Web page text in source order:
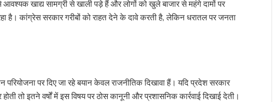
आवश्यक खाद्य सामग्री से खाली पड़े हैं और लोगों को खुले बाजार से महंगे दामों पर
है। कांग्रेस सरकार गरीबों को राहत देने के दावे करती है, लेकिन धरातल पर जनता
परियोजना पर दिए जा रहे बयान केवल राजनीतिक दिखावा हैं। यदि प्रदेश सरकार
तो इतने वर्षों में इस विषय पर ठोस कानूनी और प्रशासनिक कार्रवाई दिखाई देती।